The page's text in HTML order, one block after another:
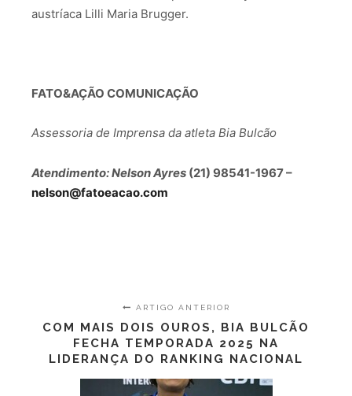
austríaca Lilli Maria Brugger.
FATO&AÇÃO COMUNICAÇÃO
Assessoria de Imprensa da atleta Bia Bulcão
Atendimento: Nelson Ayres (21) 98541-1967 –
nelson@fatoeacao.com
ARTIGO ANTERIOR
COM MAIS DOIS OUROS, BIA BULCÃO
FECHA TEMPORADA 2025 NA
LIDERANÇA DO RANKING NACIONAL